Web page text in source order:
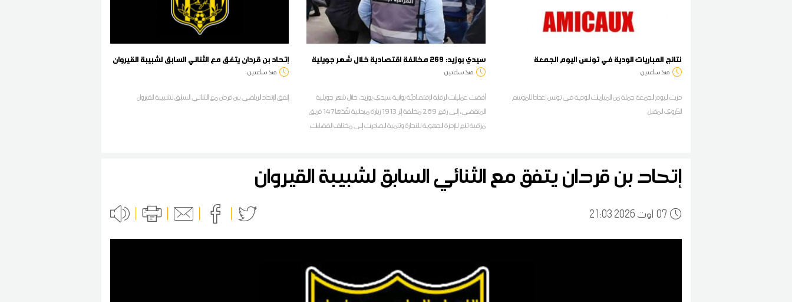
إتحاد بن قردان يتفق مع الثنائي السابق لشبيبة القيروان
منذ ساعتين
إتفق الإتحاد الرياضي ببن قردان مع الثنائي السابق لشبيبة القيروان
سيدي بوزيد: 269 مخالفة اقتصادية خلال شهر جويلية
منذ ساعتين
أفضت عمليات الرقابة الإقتصاديّة بولاية سيدي بوزيد، خلال شهر جويلية
المنقضي، إلى رفع 269 مخالفة إثر 1913 زيارة ميدانية نفّذها 147 فريق
مراقبة تابع للإدارة الجهوية للتجارة وتنمية الصادرات إلى مختلف الفضاءات
نتائج المباريات الودية في تونس اليوم الجمعة
منذ ساعتين
دارت اليوم الجمعة جملة من المباريات الودية في تونس إعدادا للموسم
الكروي المقبل
إتحاد بن قردان يتفق مع الثنائي السابق لشبيبة القيروان
0721:03 2026 أوت